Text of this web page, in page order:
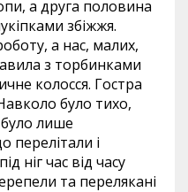
а друга половина
збіжжя.
а нас, малих,
з торбинками
колосся. Гостра
було тихо,
було лише
перелітали і
ніг час від часу
та перелякані